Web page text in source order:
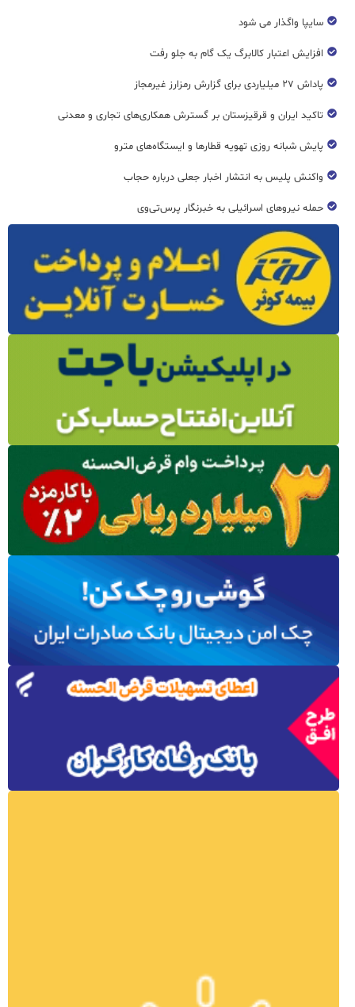
سایپا واگذار می شود
افزایش اعتبار کالابرگ یک گام به جلو رفت
پاداش ۲۷ میلیاردی برای گزارش رمزارز غیرمجاز
تاکید ایران و قرقیزستان بر گسترش همکاری‌های تجاری و معدنی
پایش شبانه روزی تهویه قطار‌ها و ایستگاه‌های مترو
واکنش پلیس به انتشار اخبار جعلی درباره حجاب
حمله نیروهای اسرائیلی به خبرنگار پرس‌تی‌وی